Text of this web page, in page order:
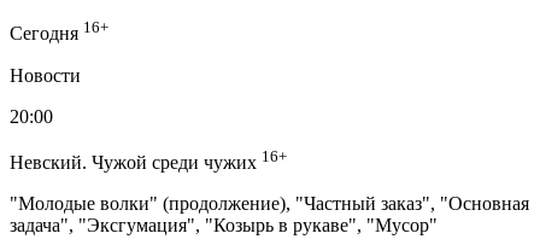
Сегодня 16+
Новости
20:00
Невский. Чужой среди чужих 16+
"Молодые волки" (продолжение), "Частный заказ", "Основная
задача", "Эксгумация", "Козырь в рукаве", "Мусор"